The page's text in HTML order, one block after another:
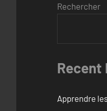
Rechercher
Recent
Apprendre